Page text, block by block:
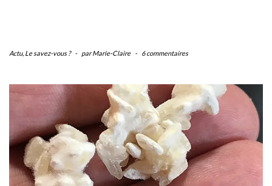
Actu, Le savez-vous ? - par Marie-Claire - 6 commentaires